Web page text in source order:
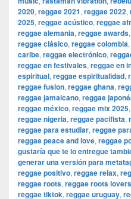
2020, reggae 2021, reggae 2022,
2025, reggae acústico, reggae
reggae alemania, reggae awards,
reggae clásico, reggae colombia,
caribe, reggae electrónico,
reggae en festivales, reggae en
espiritual, reggae espiritualidad,
reggae fusion, reggae ghana,
reggae jamaicano, reggae
reggae méxico, reggae mix 2025,
reggae nigeria, reggae pacifista,
reggae para estudiar, reggae
reggae peace and love, reggae
gustaría que te lo entregue
generar una versión para
reggae positivo, reggae relax,
reggae roots, reggae roots lovers
reggae tiktok, reggae uruguay,